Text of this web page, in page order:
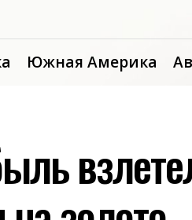
Южная Америка